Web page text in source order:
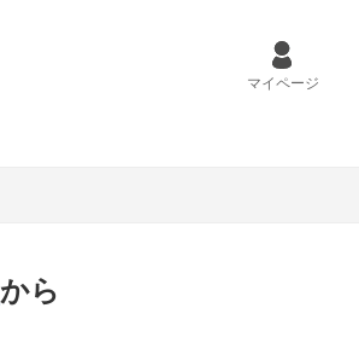
マイページ
から